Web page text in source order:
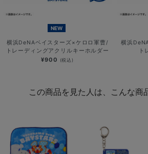
NEW
横浜DeNAベイスターズ×ケロロ軍曹/
トレーディングアクリルキーホルダー
¥900 (税込)
横浜
ト
この商品を見た人は、こんな商